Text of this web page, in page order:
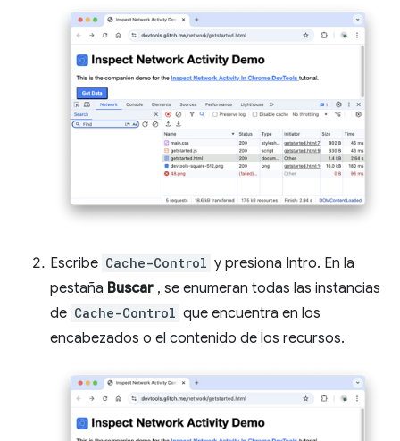
Escribe Cache-Control y presiona Intro. En la
pestaña Buscar , se enumeran todas las instancias
de Cache-Control que encuentra en los
encabezados o el contenido de los recursos.